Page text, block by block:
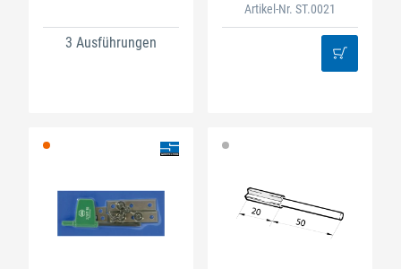
3 Ausführungen
Artikel-Nr. ST.0021